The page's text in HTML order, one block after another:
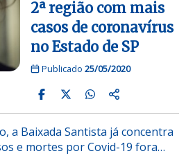
2ª região com mais
casos de coronavírus
no Estado de SP
Publicado 25/05/2020
a Baixada Santista já concentra
e mortes por Covid-19 fora…